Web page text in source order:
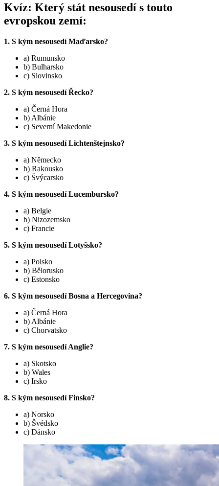
Kvíz: Který stát nesousedí s touto
evropskou zemí:
1. S kým nesousedí Maďarsko?
a) Rumunsko
b) Bulharsko
c) Slovinsko
2. S kým nesousedí Řecko?
a) Černá Hora
b) Albánie
c) Severní Makedonie
3. S kým nesousedí Lichtenštejnsko?
a) Německo
b) Rakousko
c) Švýcarsko
4. S kým nesousedí Lucembursko?
a) Belgie
b) Nizozemsko
c) Francie
5. S kým nesousedí Lotyšsko?
a) Polsko
b) Bělorusko
c) Estonsko
6. S kým nesousedí Bosna a Hercegovina?
a) Černá Hora
b) Albánie
c) Chorvatsko
7. S kým nesousedí Anglie?
a) Skotsko
b) Wales
c) Irsko
8. S kým nesousedí Finsko?
a) Norsko
b) Švédsko
c) Dánsko